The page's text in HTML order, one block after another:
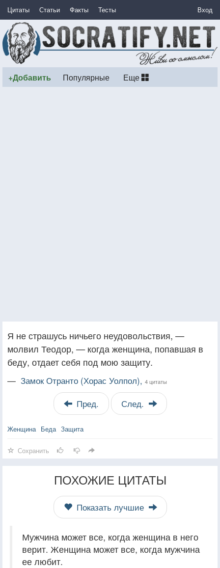
Цитаты Статьи Факты Тесты Вход
+Добавить Популярные Еще
Я не страшусь ничьего неудовольствия, —
молвил Теодор, — когда женщина, попавшая в
беду, отдает себя под мою защиту.
— Замок Отранто (Хорас Уолпол), 4 цитаты
Пред. След.
Женщина Беда Защита
Сохранить
ПОХОЖИЕ ЦИТАТЫ
Показать лучшие
Мужчина может все, когда женщина в него
верит. Женщина может все, когда мужчина
ее любит.